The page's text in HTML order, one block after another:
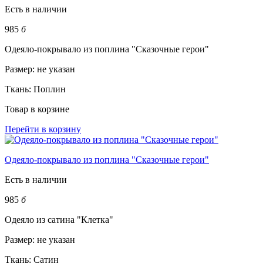
Есть в наличии
985 б
Одеяло-покрывало из поплина "Сказочные герои"
Размер: не указан
Ткань: Поплин
Товар в корзине
Перейти в корзину
Одеяло-покрывало из поплина "Сказочные герои"
Есть в наличии
985 б
Одеяло из сатина "Клетка"
Размер: не указан
Ткань: Сатин